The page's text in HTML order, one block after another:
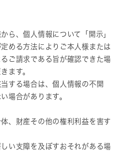
ら、個人情報について「開示」
める方法によりご本人様または
ご請求である旨が確認できた場
ます。
する場合は、個人情報の不開
場合があります。
、財産その他の権利利益を害す
い支障を及ぼすおそれがある場